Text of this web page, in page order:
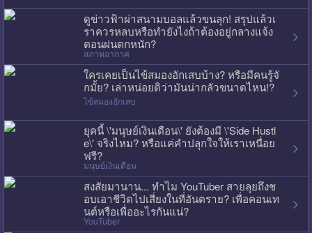
ดูข่าวฟ้าผ่าสนามบอลแล้วขนลุก! สรุปแล้วเ
ราควรหลบหรือทำยังไงถ้าต้องอยู่กลางแจ้ง
ตอนฝนตกหนัก?
สภาพอากาศ
ใครเคยเป็นไข้สมองอักเสบบ้าง? หรือมีคนรู้จั
กมั้ย? เล่าหน่อยดิว่ามันน่ากลัวขนาดไหน!?
ไข้สมองอักเสบ
ยุคนี้ \'มนุษย์เงินเดือน\' ยังต้องมี \'Side Hustl
e\' จริงไหม? หรือแค่คำปลุกใจให้เราเหนื่อย
ฟรี?
มนุษย์เงินเดือน
สงสัยมานาน... ทำไม YouTuber สายลุยถึงช
อบเอาชีวิตไปเสี่ยงในที่อันตราย? เพื่อคอนเท
นต์หรือเพื่ออะไรกันแน่?
YouTuber